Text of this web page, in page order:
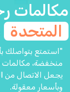
مكالمات
المتحدة
منخفضة، مكالمات
يجعل الاتصال من
وبأسعار معقولة.